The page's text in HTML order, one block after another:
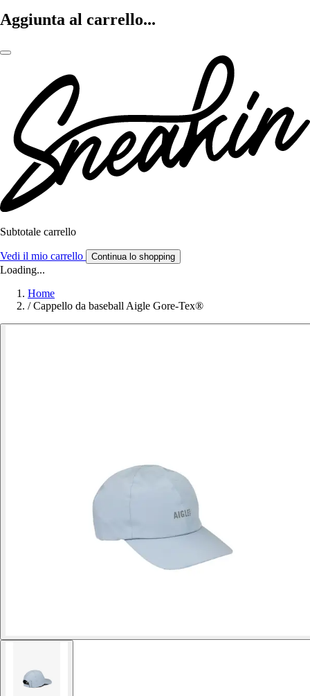
Aggiunta al carrello...
Subtotale carrello
Vedi il mio carrello Continua lo shopping
Loading...
Home
/ Cappello da baseball Aigle Gore-Tex®